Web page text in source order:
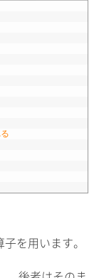
を用います。